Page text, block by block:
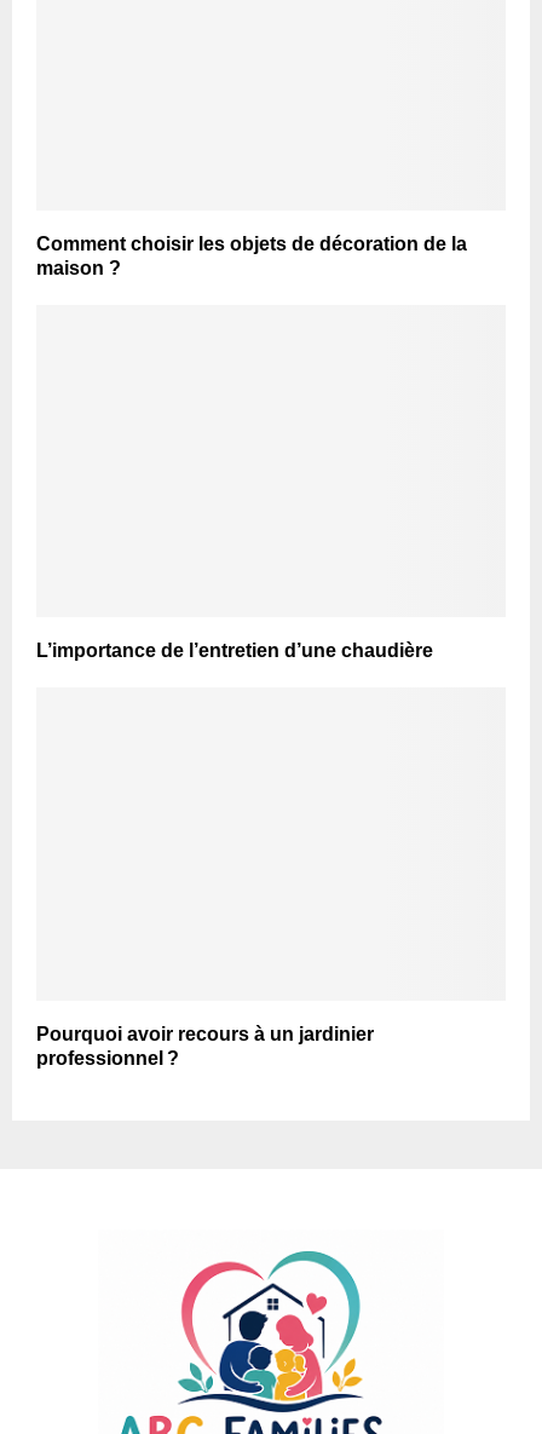
Comment choisir les objets de décoration de la
maison ?
L’importance de l’entretien d’une chaudière
Pourquoi avoir recours à un jardinier
professionnel ?